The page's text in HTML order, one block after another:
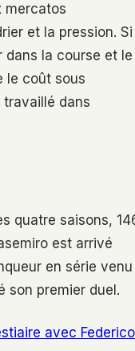
mercatos
et la pression. Si
dans la course et le
le coût sous
dans
quatre saisons,
est arrivé
en série venu
son premier duel.
avec Federico